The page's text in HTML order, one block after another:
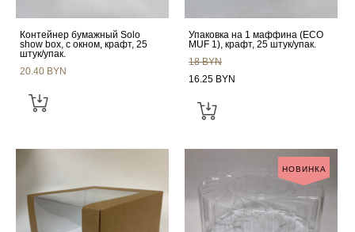
Контейнер бумажный Solo
show box, с окном, крафт, 25
штук/упак.
20.40 BYN
Упаковка на 1 маффина (ECO
MUF 1), крафт, 25 штук/упак.
18 BYN
16.25 BYN
НОВИНКА